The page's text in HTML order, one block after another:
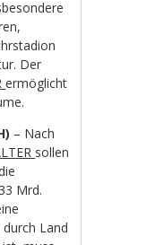
Der
ermöglicht
– Nach
sollen
Mrd.
Land